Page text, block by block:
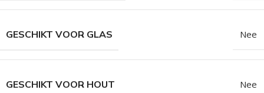
GESCHIKT VOOR GLAS Nee
GESCHIKT VOOR HOUT Nee